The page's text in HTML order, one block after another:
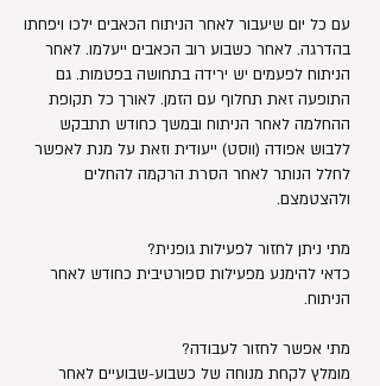
עם כל יום שיעבור לאחר הניתוח הכאבים ילכו ויפחתו
בהדרגה. לאחר כשבוע רוב הכאבים ייעלמו. לאחר
הניתוח לפעמים יש ירידה בתחושה בפטמות. גם
התופעה זאת תחלוף עם הזמן. לאורך כל תקופת
ההחלמה לאחר הניתוח ובמשך כחודש תתבקש
ללבוש אפודה (ווסט) ייעודית וזאת על מנת לאפשר
לחלל הנותר לאחר הסרת הרקמה להחלים
ולהצטמצם.
מתי ניתן לחזור לפעילות גופנית?
כדאי להימנע מפעילות ספורטיבית כחודש לאחר
הניתוח.
מתי אפשר לחזור לעבודה?
מומלץ לקחת מנוחה של כשבוע-שבועיים לאחר